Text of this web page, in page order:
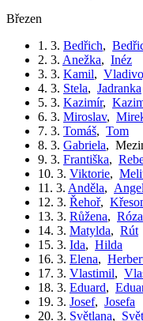
březen
1. 3. Bedřich,
2. 3. Anežka, Inéz
3. 3. Kamil,
4. 3. Stela, Jadranka
5. 3. Kazimír,
6. 3. Miroslav,
7. 3. Tomáš, Tom
8. 3. Gabriela,
9. 3. Františka,
10. 3. Viktorie,
11. 3. Anděla,
12. 3. Řehoř,
13. 3. Růžena, Róza
14. 3. Matylda, Rút
15. 3. Ida, Hilda
16. 3. Elena,
17. 3. Vlastimil,
18. 3. Eduard,
19. 3. Josef, Josefa
20. 3. Světlana,